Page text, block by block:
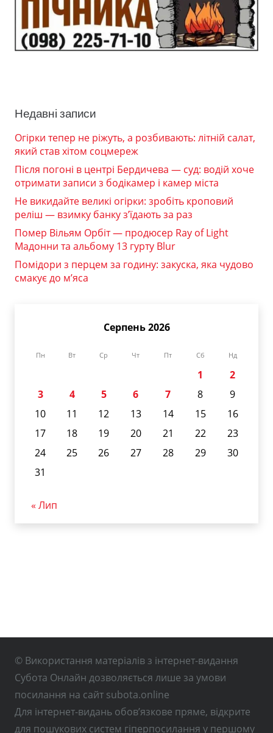
Недавні записи
Огірки тепер не ріжуть, а розбивають: літній салат,
який став хітом соцмереж
Після погоні в центрі Бердичева — суд: водій хоче
отримати записи з бодікамер і камер міста
Не викидайте великі огірки: зробіть кроповий
реліш — взимку банку з’їдають за раз
Помер Вільям Орбіт — продюсер Ray of Light
Мадонни та альбому 13 гурту Blur
Помідори з перцем за годину: закуска, яка чудово
смакує до м’яса
Серпень 2026
Пн Вт Ср Чт Пт Сб Нд
1
2
3
4 5 6 7 8
9
10
11 12 13 14 15
16
17
18 19 20 21 22
23
24
25 26 27 28 29
30
31
« Лип
© Використання матеріалів з інтернет-видання
Субота Онлайн дозволяється лише за умови
посилання на сайт subota.online
Для інтернет-видань обов’язкове пряме, відкрите
для пошукових систем гіперпосилання у першому